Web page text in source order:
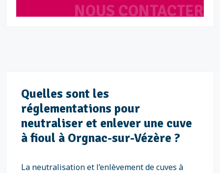
NOUS CONTACTER
Quelles sont les
réglementations pour
neutraliser et enlever une cuve
à fioul à Orgnac-sur-Vézère ?
La neutralisation et l’enlèvement de cuves à